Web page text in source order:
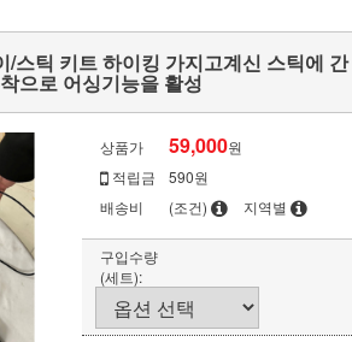
/스틱 키트 하이킹 가지고계신 스틱에 간
으로 어싱기능을 활성
상품가 59,000원
적립금
590원
배송비
(조건) 지역별
구입수량
(세트):